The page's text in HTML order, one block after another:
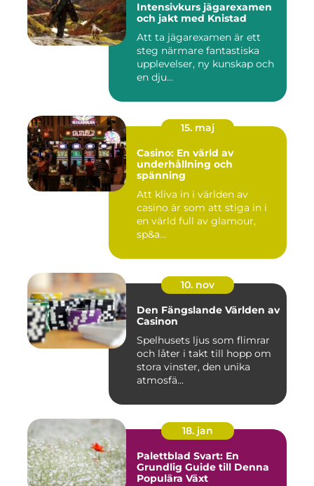
Intensivkurs jägarexamen
och jakt med Knistad
Att ta jägarexamen är ett
steg närmare fantastiska
upplevelser, ny kunskap och
en dju...
15. maj
Casino: En värld av
underhållning och
spänning
Att kliva in i världen av
casino är som att stiga in i
en värld full av glamour,
sp&a...
10. nov
Den Fängslande Världen av
Casinon
Spelhusets ljus som flimrar
och låter i takt till hopp om
stora vinster, den unika
atmosfä...
18. jan
Palettblad Svart: En
Grundlig Guide till Denna
Populära Växt